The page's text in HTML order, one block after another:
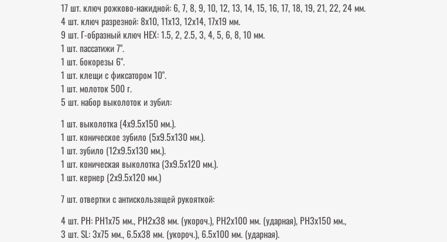
17 шт. ключ рожково-накидной: 6, 7, 8, 9, 10, 12, 13, 14, 15, 16, 17, 18, 19, 21, 22, 24 мм.
4 шт. ключ разрезной: 8х10, 11х13, 12х14, 17х19 мм.
9 шт. Г-образный ключ HEX: 1.5, 2, 2.5, 3, 4, 5, 6, 8, 10 мм.
1 шт. пассатижи 7".
1 шт. бокорезы 6".
1 шт. клещи с фиксатором 10".
1 шт. молоток 500 г.
5 шт. набор выколоток и зубил:
1 шт. выколотка (4х9.5х150 мм.).
1 шт. коническое зубило (5х9.5х130 мм.).
1 шт. зубило (12х9.5х130 мм.).
1 шт. коническая выколотка (3х9.5х120 мм.).
1 шт. кернер (2х9.5х120 мм.)
7 шт. отвертки с антискользящей рукояткой:
4 шт. РН: РН1х75 мм., РН2х38 мм. (укороч.), РН2х100 мм. (ударная), РН3х150 мм.,
3 шт. SL: 3х75 мм., 6.5х38 мм. (укороч.), 6.5х100 мм. (ударная).